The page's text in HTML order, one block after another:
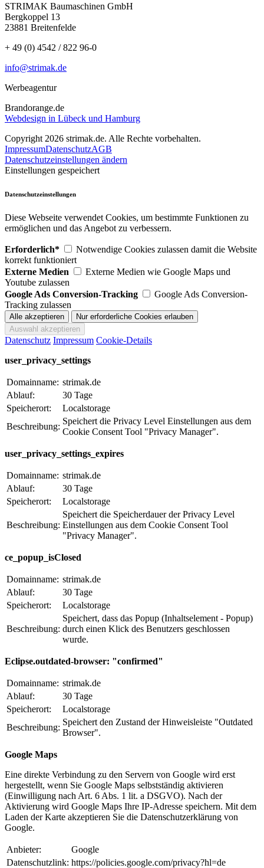
STRIMAK Baumaschinen GmbH
Bergkoppel 13
23881 Breitenfelde
+ 49 (0) 4542 / 822 96-0
info@strimak.de
Werbeagentur
Brandorange.de
Webdesign in Lübeck und Hamburg
Copyright 2026 strimak.de. Alle Rechte vorbehalten.
ImpressumDatenschutzAGB
Datenschutzeinstellungen ändern
Einstellungen gespeichert
Datenschutzeinstellungen
Diese Webseite verwendet Cookies, um bestimmte Funktionen zu
ermöglichen und das Angebot zu verbessern.
Erforderlich*
Notwendige Cookies zulassen damit die Website
korrekt funktioniert
Externe Medien
Externe Medien wie Google Maps und
Youtube zulassen
Google Ads Conversion-Tracking
Google Ads Conversion-
Tracking zulassen
Datenschutz Impressum Cookie-Details
user_privacy_settings
Domainname: strimak.de
Ablauf:
30 Tage
Speicherort:
Localstorage
Beschreibung:
Speichert die Privacy Level Einstellungen aus dem
Cookie Consent Tool "Privacy Manager".
user_privacy_settings_expires
Domainname: strimak.de
Ablauf:
30 Tage
Speicherort:
Localstorage
Beschreibung:
Speichert die Speicherdauer der Privacy Level
Einstellungen aus dem Cookie Consent Tool
"Privacy Manager".
ce_popup_isClosed
Domainname: strimak.de
Ablauf:
30 Tage
Speicherort:
Localstorage
Beschreibung:
Speichert, dass das Popup (Inhaltselement - Popup)
durch einen Klick des Benutzers geschlossen
wurde.
Eclipse.outdated-browser: "confirmed"
Domainname: strimak.de
Ablauf:
30 Tage
Speicherort:
Localstorage
Beschreibung:
Speichert den Zustand der Hinweisleiste "Outdated
Browser".
Google Maps
Eine direkte Verbindung zu den Servern von Google wird erst
hergestellt, wenn Sie Google Maps selbstständig aktivieren
(Einwilligung nach Art. 6 Abs. 1 lit. a DSGVO). Nach der
Aktivierung wird Google Maps Ihre IP-Adresse speichern. Mit dem
Laden der Karte akzeptieren Sie die Datenschutzerklärung von
Google.
Anbieter:
Google
Datenschutzlink: https://policies.google.com/privacy?hl=de